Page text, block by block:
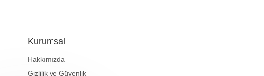
Kurumsal
Hakkımızda
Gizlilik ve Güvenlik